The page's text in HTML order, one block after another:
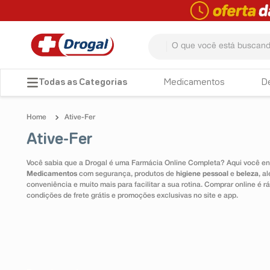
Medicamentos
Ative-Fer
Ative-Fer
Você sabia que a Drogal é uma Farmácia Online Completa? Aqui você
Medicamentos com segurança, produtos de higiene pessoal e beleza,
conveniência e muito mais para facilitar a sua rotina. Comprar online é
condições de frete grátis e promoções exclusivas no site e app.
TERMOS MAIS BUSCADOS
4º tadalafila
5º minoxidil